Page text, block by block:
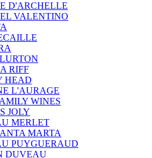
D'ARCHELLE
VALENTINO
RIFF
HEAD
L'AURAGE
WINES
JOLY
MERLET
MARTA
PUYGUERAUD
DUVEAU